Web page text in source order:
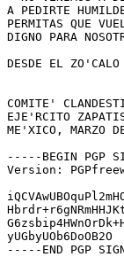
yUGbyUOb6DoOB2O
-----END PGP